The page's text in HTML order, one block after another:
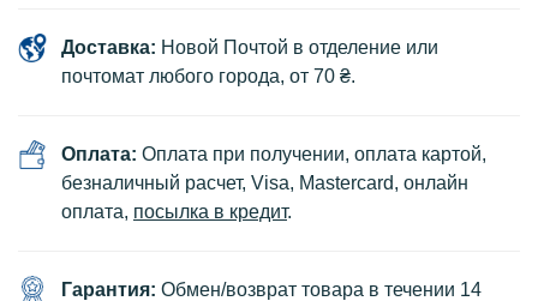
Доставка: Новой Почтой в отделение или
почтомат любого города, от 70 ₴.
Оплата: Оплата при получении, оплата картой,
безналичный расчет, Visa, Mastercard, онлайн
оплата, посылка в кредит.
Гарантия: Обмен/возврат товара в течении 14